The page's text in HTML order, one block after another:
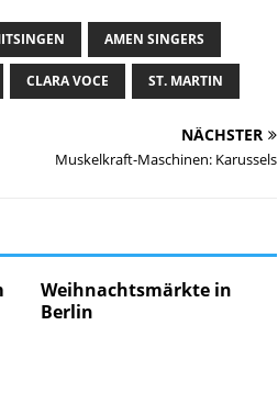
AMEN SINGERS
CLARA VOCE ST. MARTIN
NÄCHSTER
Muskelkraft-Maschinen: Karussels
Weihnachtsmärkte in
Berlin